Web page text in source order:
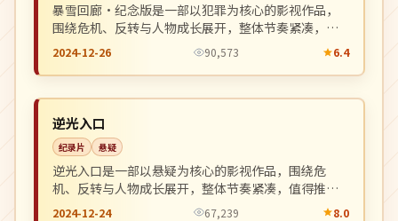
暴雪回廊·纪念版是一部以犯罪为核心的影视作品，
围绕危机、反转与人物成长展开，整体节奏紧凑，值
得推荐观看。
2024-12-26 90,573 6.4
美国
逆光入口
纪录片 悬疑
逆光入口是一部以悬疑为核心的影视作品，围绕危
机、反转与人物成长展开，整体节奏紧凑，值得推荐
观看。
2024-12-24 67,239 8.0